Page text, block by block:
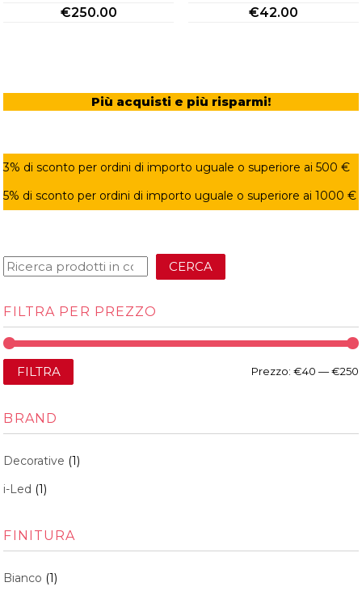
€250.00 €42.00
Più acquisti e più risparmi!
3% di sconto per ordini di importo uguale o superiore ai 500 €
5% di sconto per ordini di importo uguale o superiore ai 1000 €
CERCA
FILTRA PER PREZZO
FILTRA Prezzo: €40 —€250
BRAND
Decorative (1)
i-Led (1)
FINITURA
Bianco (1)